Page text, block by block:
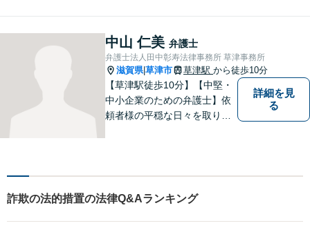
ます。お気軽にご相談くださ
い【隣接駐車場あり】
中山 仁美 弁護士
弁護士法人田中彰寿法律事務所 草津事務所
滋賀県|草津市 草津駅 から徒歩10分
【草津駅徒歩10分】【中堅・
中小企業のための弁護士】依
頼者様の平穏な日々を取り戻
て、スピード感のあるシーム
レスな対応を実現します。
詳細を見
る
詐欺の法的措置の法律Q&Aランキング